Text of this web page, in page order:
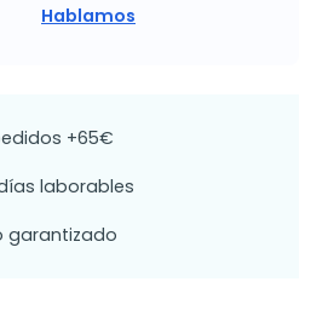
Hablamos
+65€
laborables
garantizado